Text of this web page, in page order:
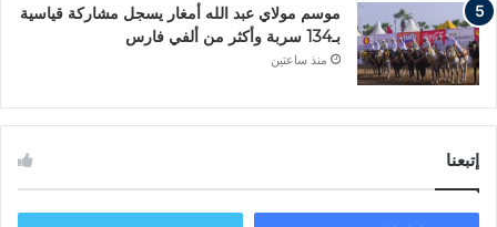
موسم مولاي عبد الله أمغار يسجل مشاركة قياسية
بـ134 سربة وأكثر من ألفي فارس
منذ ساعتين
إتبعنا